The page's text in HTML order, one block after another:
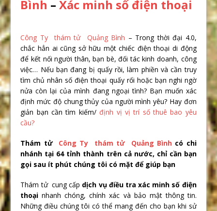
Bình –Xác minh số điện thoại
Công Ty thám tử Quảng Bình – Trong thời đại 4.0,
chắc hẳn ai cũng sở hữu một chiếc điện thoại di động
để kết nối người thân, bạn bè, đối tác kinh doanh, công
việc… Nếu bạn đang bị quấy rồi, làm phiền và cần truy
tìm chủ nhân số điện thoại quấy rối hoặc bạn nghi ngờ
nửa còn lại của mình đang ngoại tình? Bạn muốn xác
định mức độ chung thủy của người mình yêu? Hay đơn
giản bạn cần tìm kiếm/định vị vị trí số thuê bao yêu
cầu?
Thám tử Công Ty thám tử Quảng Bình có chi
nhánh tại 64 tỉnh thành trên cả nước, chỉ cần bạn
gọi sau ít phút chúng tôi có mặt để giúp bạn
Thám tử cung cấp dịch vụ điều tra xác minh số điện
thoại nhanh chóng, chính xác và bảo mật thông tin.
Những điều chúng tôi có thể mang đến cho bạn khi sử